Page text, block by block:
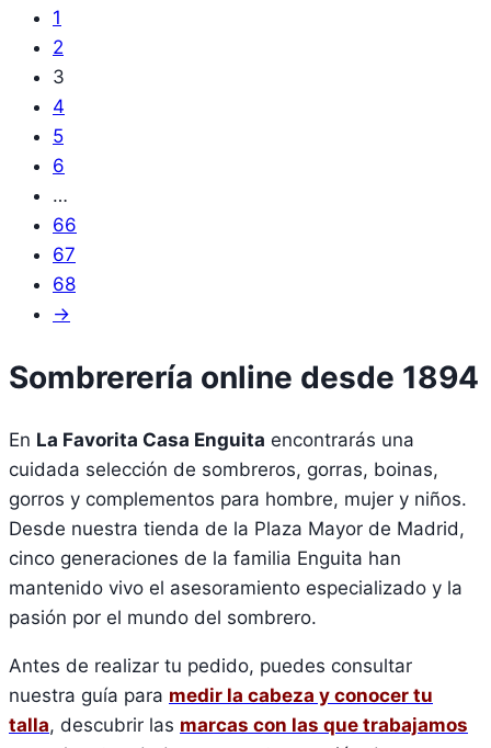
1
2
3
4
5
6
…
66
67
68
→
Sombrerería online desde 1894
En La Favorita Casa Enguita encontrarás una
cuidada selección de sombreros, gorras, boinas,
gorros y complementos para hombre, mujer y niños.
Desde nuestra tienda de la Plaza Mayor de Madrid,
cinco generaciones de la familia Enguita han
mantenido vivo el asesoramiento especializado y la
pasión por el mundo del sombrero.
Antes de realizar tu pedido, puedes consultar
nuestra guía para medir la cabeza y conocer tu
talla, descubrir las marcas con las que trabajamos